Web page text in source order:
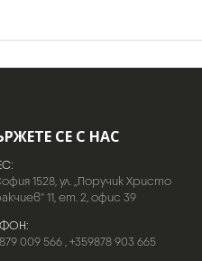
СЕ С НАС
1528, ул. „Поручик Христо
11, ет. 2, офис 39
009 566,+359878 903 665